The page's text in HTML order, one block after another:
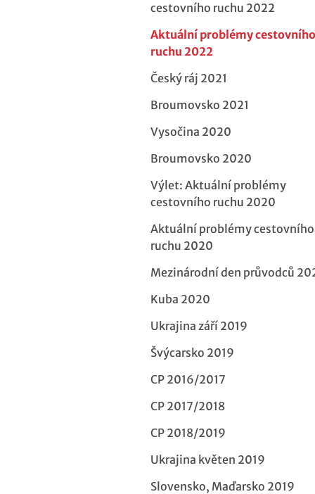
cestovního ruchu 2022
Aktuální problémy cestovního
ruchu 2022
Český ráj 2021
Broumovsko 2021
Vysočina 2020
Broumovsko 2020
Výlet: Aktuální problémy
cestovního ruchu 2020
Aktuální problémy cestovního
ruchu 2020
Mezinárodní den průvodců
Kuba 2020
Ukrajina září 2019
Švýcarsko 2019
CP 2016/2017
CP 2017/2018
CP 2018/2019
Ukrajina květen 2019
Slovensko, Maďarsko 2019